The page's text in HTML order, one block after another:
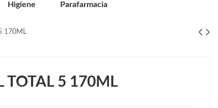
Higiene Parafarmacia
170ML
TOTAL 5 170ML